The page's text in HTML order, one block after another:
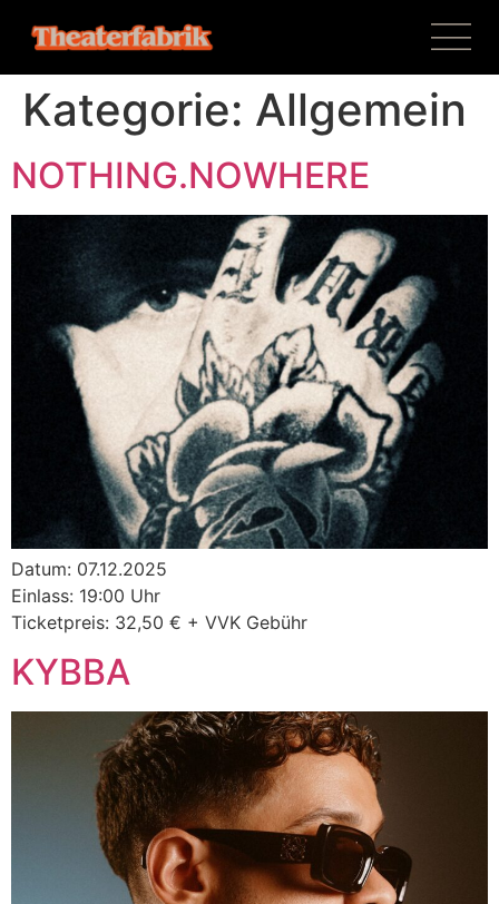
Kategorie: Allgemein
NOTHING.NOWHERE
Datum: 07.12.2025
Einlass: 19:00 Uhr
Ticketpreis: 32,50 € + VVK Gebühr
KYBBA